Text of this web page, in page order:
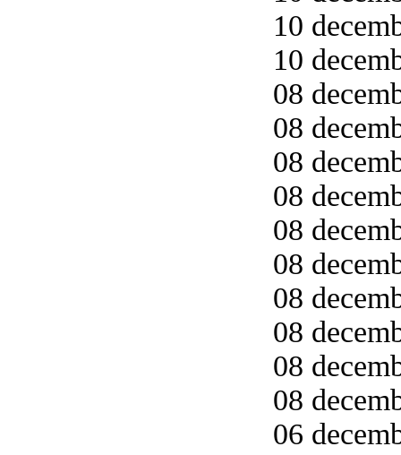
10
10
08
08
08
08
08
08
08
08
08
08
06